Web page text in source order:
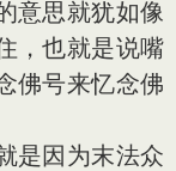
意思就犹如像
，也就是说嘴
佛号来忆念佛
是因为末法众